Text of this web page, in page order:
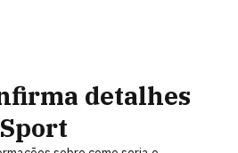
detalhes